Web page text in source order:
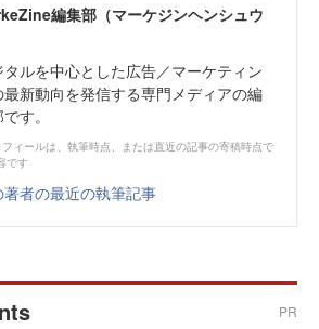
編集部（マーケジンヘンシュウ
タルを中心とした広告／マーケティン
最新動向を発信する専門メディアの編
す。
ィールは、執筆時点、または直近の記事の寄稿時点で
です
著者の最近の執筆記事
PR